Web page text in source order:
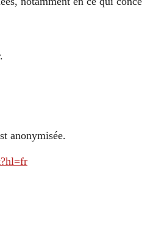
anonymisée.